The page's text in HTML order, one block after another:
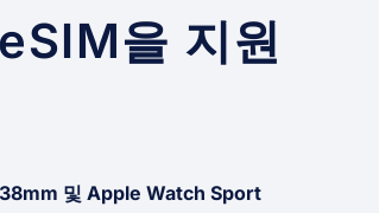
을 지원
및 Apple Watch Sport